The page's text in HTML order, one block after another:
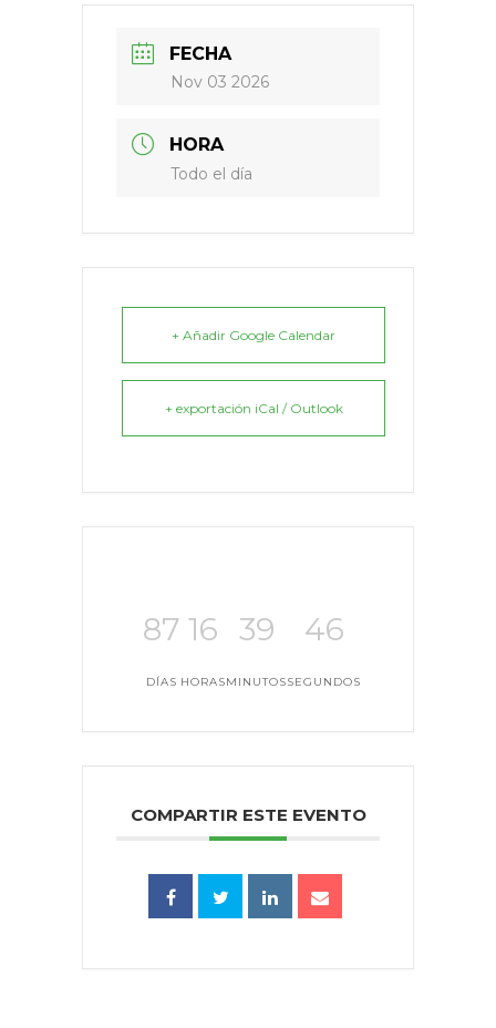
FECHA
Nov 03 2026
HORA
Todo el día
+ Añadir Google Calendar
+ exportación iCal / Outlook
87
DÍAS
16
HORAS
39
MINUTOS
46
SEGUNDOS
COMPARTIR ESTE EVENTO